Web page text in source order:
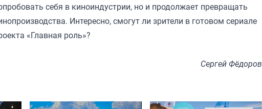
себя в киноиндустрии, но и продолжает превращать
Интересно, смогут ли зрители в готовом сериале
«Главная роль»?
Сергей Фёдоров